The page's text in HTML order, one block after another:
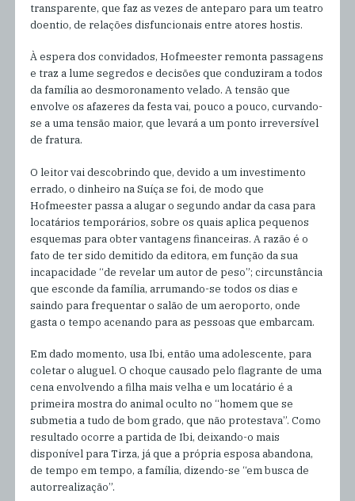
transparente, que faz as vezes de anteparo para um teatro
doentio, de relações disfuncionais entre atores hostis.
À espera dos convidados, Hofmeester remonta passagens
e traz a lume segredos e decisões que conduziram a todos
da família ao desmoronamento velado. A tensão que
envolve os afazeres da festa vai, pouco a pouco, curvando-
se a uma tensão maior, que levará a um ponto irreversível
de fratura.
O leitor vai descobrindo que, devido a um investimento
errado, o dinheiro na Suíça se foi, de modo que
Hofmeester passa a alugar o segundo andar da casa para
locatários temporários, sobre os quais aplica pequenos
esquemas para obter vantagens financeiras. A razão é o
fato de ter sido demitido da editora, em função da sua
incapacidade “de revelar um autor de peso”; circunstância
que esconde da família, arrumando-se todos os dias e
saindo para frequentar o salão de um aeroporto, onde
gasta o tempo acenando para as pessoas que embarcam.
Em dado momento, usa Ibi, então uma adolescente, para
coletar o aluguel. O choque causado pelo flagrante de uma
cena envolvendo a filha mais velha e um locatário é a
primeira mostra do animal oculto no “homem que se
submetia a tudo de bom grado, que não protestava”. Como
resultado ocorre a partida de Ibi, deixando-o mais
disponível para Tirza, já que a própria esposa abandona,
de tempo em tempo, a família, dizendo-se “em busca de
autorrealização”.